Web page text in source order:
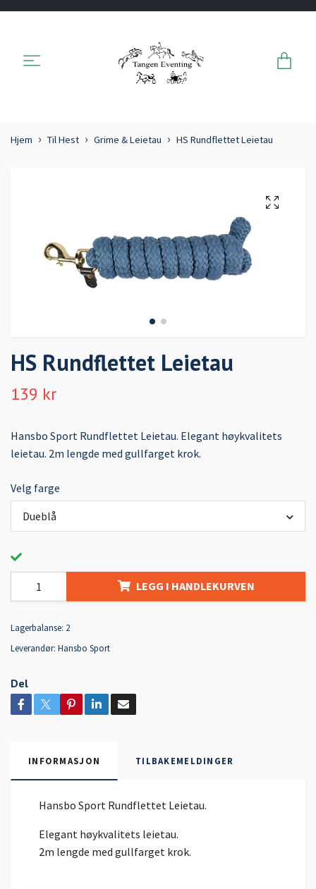
Hjem Til Hest Grime & Leietau HS Rundflettet Leietau
HS Rundflettet Leietau
139 kr
Hansbo Sport Rundflettet Leietau. Elegant høykvalitets
leietau. 2m lengde med gullfarget krok.
Velg farge
Dueblå
LEGG I HANDLEKURVEN
Lagerbalanse: 2
Leverandør: Hansbo Sport
Del
INFORMASJON TILBAKEMELDINGER
Hansbo Sport Rundflettet Leietau.
Elegant høykvalitets leietau.
2m lengde med gullfarget krok.